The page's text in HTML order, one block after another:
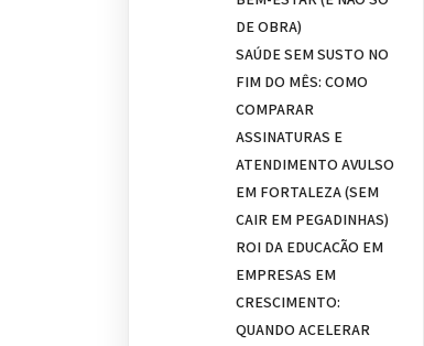
DE OBRA)
SAÚDE SEM SUSTO NO
FIM DO MÊS: COMO
COMPARAR
ASSINATURAS E
ATENDIMENTO AVULSO
EM FORTALEZA (SEM
CAIR EM PEGADINHAS)
ROI DA EDUCAÇÃO EM
EMPRESAS EM
CRESCIMENTO:
QUANDO ACELERAR